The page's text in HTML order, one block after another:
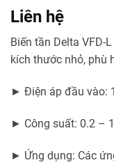
Liên hệ
Biến tần Delta VFD-
kích thước nhỏ, phù
► Điện áp đầu vào:
► Công suất: 0.2 –
► Ứng dụng: Các